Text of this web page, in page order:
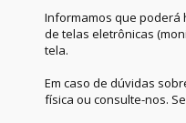
Informamos que poderá
de telas eletrônicas
tela.
Em caso de dúvidas
física ou consulte-nos.